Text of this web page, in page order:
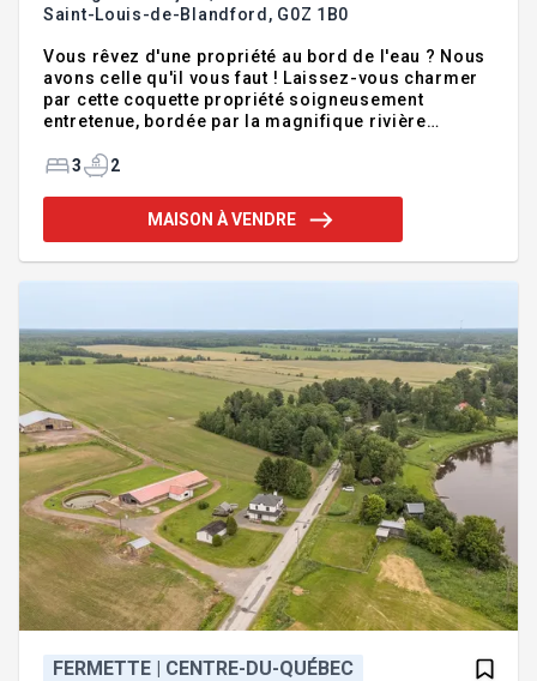
Saint-Louis-de-Blandford, G0Z 1B0
Vous rêvez d'une propriété au bord de l'eau ? Nous
avons celle qu'il vous faut ! Laissez-vous charmer
par cette coquette propriété soigneusement
entretenue, bordée par la magnifique rivière
et la tranquillité sont au rendez-vous. Voir addenda
au bord de l'eau ? Nous avons celle qu'il vous faut !
Laissez-vous charmer par cette coquette propriété
3 2
MAISON À VENDRE
FERMETTE | CENTRE-DU-QUÉBEC